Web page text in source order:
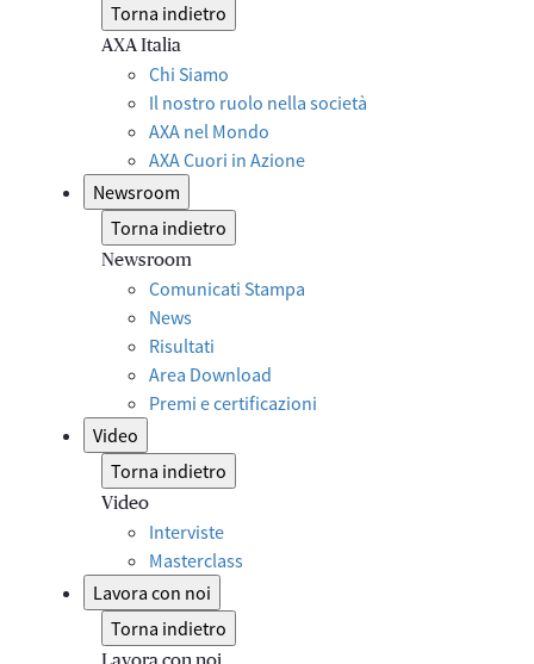
Torna indietro
AXA Italia
Chi Siamo
Il nostro ruolo nella società
AXA nel Mondo
AXA Cuori in Azione
Newsroom
Torna indietro
Newsroom
Comunicati Stampa
News
Risultati
Area Download
Premi e certificazioni
Video
Torna indietro
Video
Interviste
Masterclass
Lavora con noi
Torna indietro